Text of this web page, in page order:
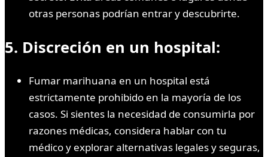
otras personas podrían entrar y descubrirte.
5. Discreción en un hospital:
Fumar marihuana en un hospital está
estrictamente prohibido en la mayoría de los
casos. Si sientes la necesidad de consumirla por
razones médicas, considera hablar con tu
médico y explorar alternativas legales y seguras,